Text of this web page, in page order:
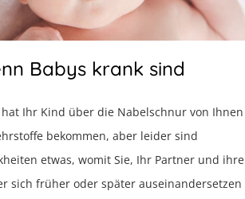
Babys krank sind
Ihr Kind über die Nabelschnur von Ihnen
bekommen, aber leider sind
etwas, womit Sie, Ihr Partner und ihre
sich früher oder später auseinandersetzen